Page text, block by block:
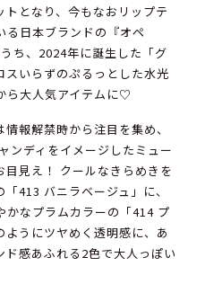
となり、今もなおリップテ
る日本ブランドの『オペ
ち、2024年に誕生した「グ
いらずのぷるっとした水光
ら大人気アイテムに♡
報解禁時から注目を集め、
ンディをイメージしたミュー
見え！ クールなきらめきを
413 バニラベージュ」に、
かなプラムカラーの「414 プ
うにツヤめく透明感に、あ
感あふれる2色で大人っぽい